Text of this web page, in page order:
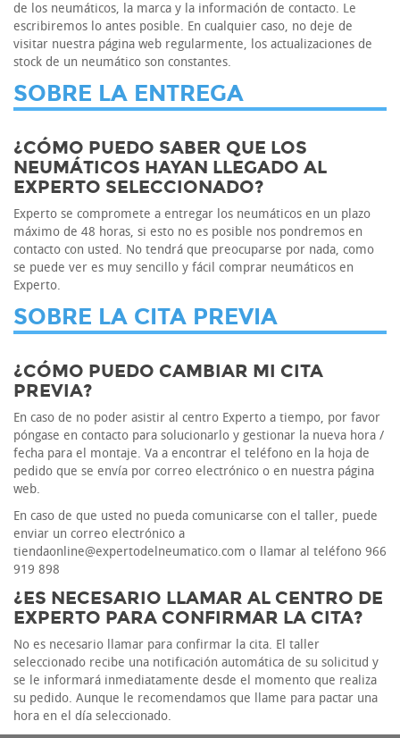
de los neumáticos, la marca y la información de contacto. Le
escribiremos lo antes posible. En cualquier caso, no deje de
visitar nuestra página web regularmente, los actualizaciones de
stock de un neumático son constantes.
SOBRE LA ENTREGA
¿CÓMO PUEDO SABER QUE LOS
NEUMÁTICOS HAYAN LLEGADO AL
EXPERTO SELECCIONADO?
Experto se compromete a entregar los neumáticos en un plazo
máximo de 48 horas, si esto no es posible nos pondremos en
contacto con usted. No tendrá que preocuparse por nada, como
se puede ver es muy sencillo y fácil comprar neumáticos en
Experto.
SOBRE LA CITA PREVIA
¿CÓMO PUEDO CAMBIAR MI CITA
PREVIA?
En caso de no poder asistir al centro Experto a tiempo, por favor
póngase en contacto para solucionarlo y gestionar la nueva hora /
fecha para el montaje. Va a encontrar el teléfono en la hoja de
pedido que se envía por correo electrónico o en nuestra página
web.
En caso de que usted no pueda comunicarse con el taller, puede
enviar un correo electrónico a
tiendaonline@expertodelneumatico.com o llamar al teléfono 966
919 898
¿ES NECESARIO LLAMAR AL CENTRO DE
EXPERTO PARA CONFIRMAR LA CITA?
No es necesario llamar para confirmar la cita. El taller
seleccionado recibe una notificación automática de su solicitud y
se le informará inmediatamente desde el momento que realiza
su pedido. Aunque le recomendamos que llame para pactar una
hora en el día seleccionado.